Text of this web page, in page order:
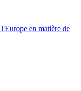
en matière de